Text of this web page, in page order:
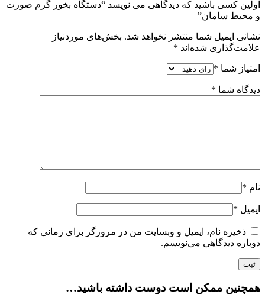
اولین کسی باشید که دیدگاهی می نویسد “دستگاه بخور گرم صورت
و محیط سامان”
نشانی ایمیل شما منتشر نخواهد شد. بخش‌های موردنیاز
علامت‌گذاری شده‌اند *
امتیاز شما *
دیدگاه شما *
نام *
ایمیل *
ذخیره نام، ایمیل و وبسایت من در مرورگر برای زمانی که
دوباره دیدگاهی می‌نویسم.
همچنین ممکن است دوست داشته باشید…